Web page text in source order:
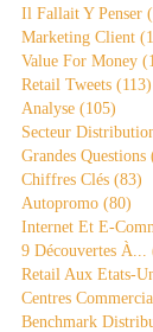
Il Fallait Y Penser
Marketing Client
Value For Money
Retail Tweets (113)
Analyse (105)
Secteur
Grandes Questions
Chiffres Clés (83)
Autopromo (80)
Internet Et E-
9 Découvertes À...
Retail Aux Etats-
Centres
Benchmark